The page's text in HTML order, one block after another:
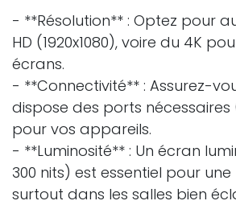
- **Résolution** : Optez pour
HD (1920x1080), voire du 4K
écrans.
- **Connectivité** : Assurez-
dispose des ports nécessaires
pour vos appareils.
- **Luminosité** : Un écran
300 nits) est essentiel pour
surtout dans les salles bien